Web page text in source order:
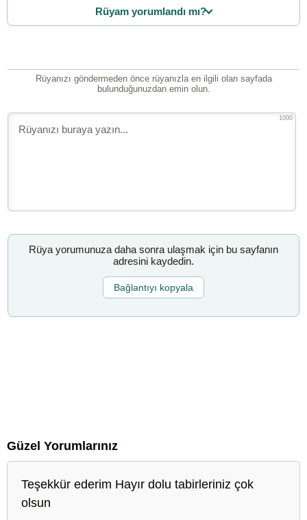
Rüyam yorumlandı mı?
Rüyanızı göndermeden önce rüyanızla en ilgili olan sayfada
bulunduğunuzdan emin olun.
1000
Rüya yorumunuza daha sonra ulaşmak için bu sayfanın
adresini kaydedin.
Bağlantıyı kopyala
Güzel Yorumlarınız
Teşekkür ederim Hayır dolu tabirleriniz çok
olsun